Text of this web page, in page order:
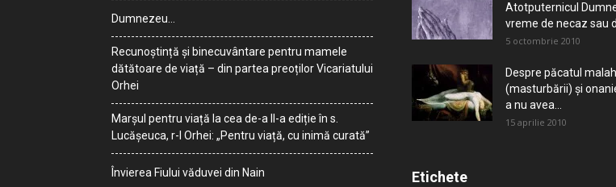
Dumnezeu…
Recunoștință și binecuvântare pentru mamele
dătătoare de viață – din partea preoților Vicariatului
Orhei
Marșul pentru viață la cea de-a II-a ediție în s.
Lucășeuca, r-l Orhei: „Pentru viață, cu inimă curată”
Învierea Fiului văduvei din Nain
Atotputernicul
vreme de necaz sau
5 octombrie 2010
Despre păcatul
(masturbării) şi
a nu avea...
15 aprilie 2010
Etichete